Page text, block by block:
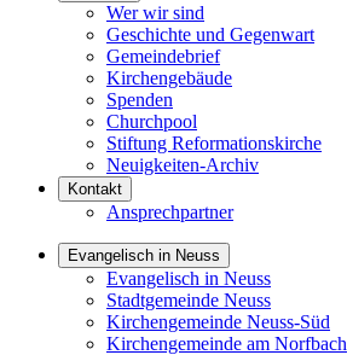
Wer wir sind
Geschichte und Gegenwart
Gemeindebrief
Kirchengebäude
Spenden
Churchpool
Stiftung Reformationskirche
Neuigkeiten-Archiv
Kontakt
Ansprechpartner
Evangelisch in Neuss
Evangelisch in Neuss
Stadtgemeinde Neuss
Kirchengemeinde Neuss-Süd
Kirchengemeinde am Norfbach